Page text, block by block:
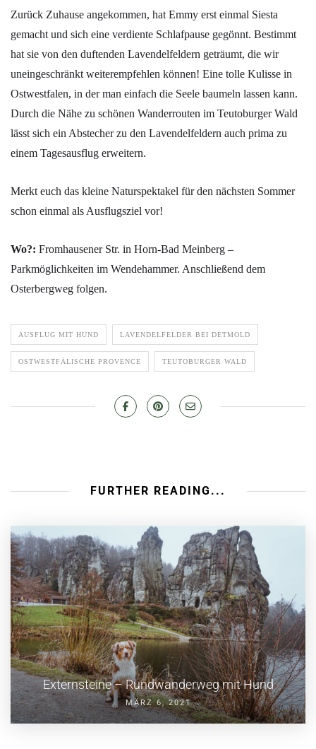
Zurück Zuhause angekommen, hat Emmy erst einmal Siesta
gemacht und sich eine verdiente Schlafpause gegönnt. Bestimmt
hat sie von den duftenden Lavendelfeldern geträumt, die wir
uneingeschränkt weiterempfehlen können! Eine tolle Kulisse in
Ostwestfalen, in der man einfach die Seele baumeln lassen kann.
Durch die Nähe zu schönen Wanderrouten im Teutoburger Wald
lässt sich ein Abstecher zu den Lavendelfeldern auch prima zu
einem Tagesausflug erweitern.
Merkt euch das kleine Naturspektakel für den nächsten Sommer
schon einmal als Ausflugsziel vor!
Wo?: Fromhausener Str. in Horn-Bad Meinberg –
Parkmöglichkeiten im Wendehammer. Anschließend dem
Osterbergweg folgen.
AUSFLUG MIT HUND LAVENDELFELDER BEI DETMOLD
OSTWESTFÄLISCHE PROVENCE TEUTOBURGER WALD
FURTHER READING...
Externsteine – Rundwanderweg mit Hund
MÄRZ 6, 2021